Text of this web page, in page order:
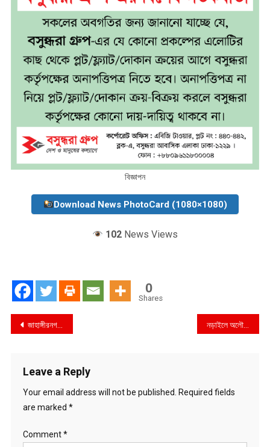
বিজ্ঞাপন
Download News PhotoCard (1080×1080)
102 News Views
0
Shares
Post
জাহাঙ্গীরনগর বিশ্ববিদ্যালয় সাংবাদিকদের ২৪ ঘণ্টার আল্টিমেটাম নড়াইলে অলৌকিক ভাবেই দুধ দিচ্ছে,ভাগ্যরাজ,ভাগ্য পরিবর্তনের স্বপ্ন দেখছেন,গরু পালনকারী জাহাঙ্গীর
Leave a Reply
Your email address will not be published. Required fields
are marked *
Comment*